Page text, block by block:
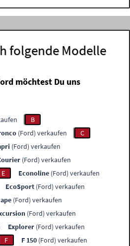
folgende Modelle
möchtest Du uns
B
(Ford) verkaufen
C
(Ford) verkaufen
(Ford) verkaufen
E Econoline (Ford) verkaufen
EcoSport (Ford) verkaufen
(Ford) verkaufen
(Ford) verkaufen
Explorer (Ford) verkaufen
F F 150 (Ford) verkaufen